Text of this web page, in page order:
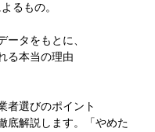
るもの。
ータをもとに、
る本当の理由
者選びのポイント
底解説します。「やめた